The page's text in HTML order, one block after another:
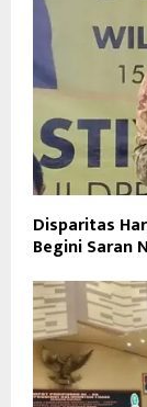
Disparitas
Begini Saran